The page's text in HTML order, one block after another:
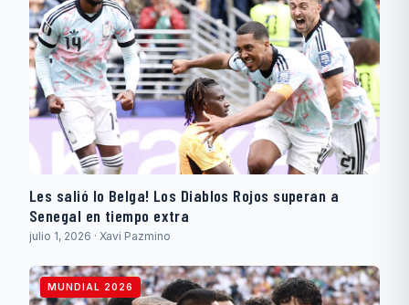
Les salió lo Belga! Los Diablos Rojos superan a
Senegal en tiempo extra
julio 1, 2026 · Xavi Pazmino
MUNDIAL 2026